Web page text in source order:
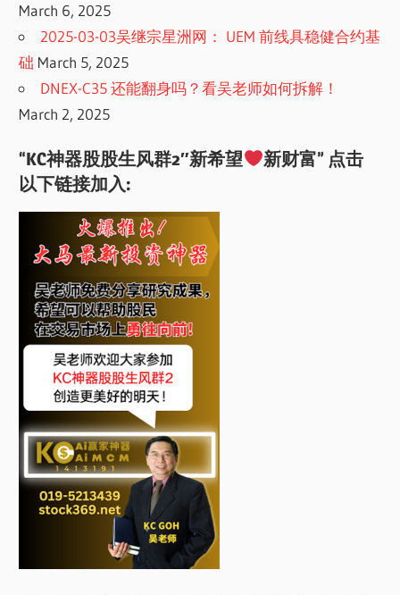
March 6, 2025
2025-03-03吴继宗星洲网： UEM 前线具稳健合约基
础 March 5, 2025
DNEX-C35 还能翻身吗？看吴老师如何拆解！
March 2, 2025
“KC神器股股生风群2″新希望
新财富” 点击
以下链接加入: